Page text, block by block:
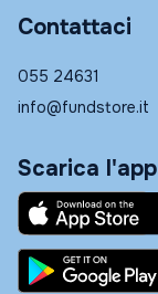
Contattaci
055 24631
info@fundstore.it
Scarica l'app